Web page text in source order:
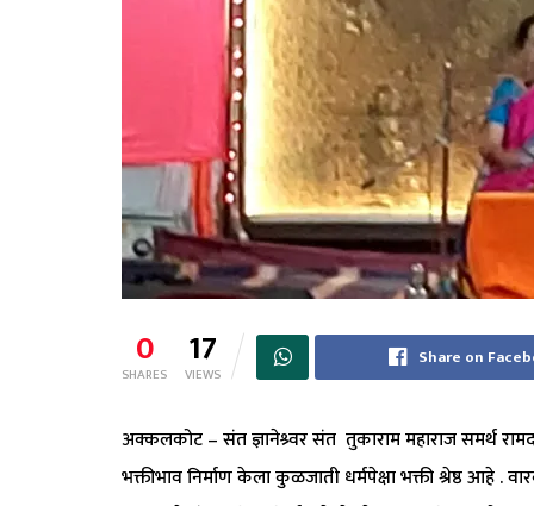
0
SHARES 17
VIEWS
Share on
अक्कलकोट – संत ज्ञानेश्र्वर संत तुकाराम महाराज समर्थ
भक्तीभाव निर्माण केला कुळजाती धर्मपेक्षा भक्ती श्रेष्ठ आहे .